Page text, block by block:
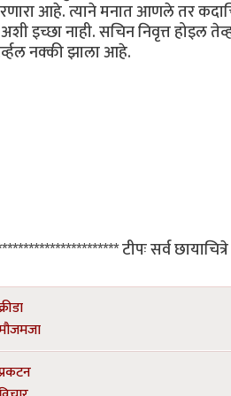
आहे. त्याने मनात आणले तर
इच्छा नाही. सचिन निवृत्त होइल
नक्की झाला आहे.
टीपः सर्व